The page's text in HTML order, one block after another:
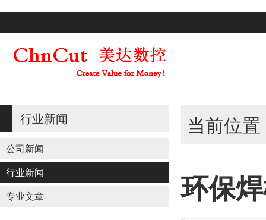
行业新闻
公司新闻
行业新闻
专业文章
当前位
环保